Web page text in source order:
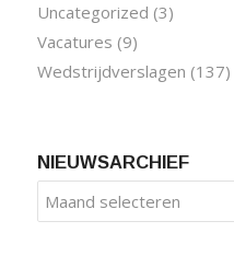
Uncategorized (3)
Vacatures (9)
Wedstrijdverslagen (137)
NIEUWSARCHIEF